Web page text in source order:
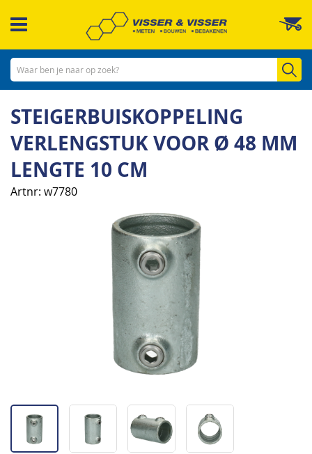
naar
inhoud
STEIGERBUISKOPPELING
VERLENGSTUK VOOR Ø 48 MM
LENGTE 10 CM
Artnr w7780